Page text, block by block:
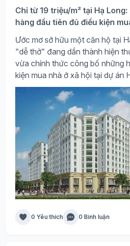
Chỉ từ 19 triệu/m² tại Hạ
hàng đầu tiên đủ điều kiện
Ước mơ sở hữu một căn hộ tại
"dễ thở" đang dần thành hiện
vừa chính thức công bố những
kiện mua nhà ở xã hội tại dự án
0 Yêu thích 0 Bình luận